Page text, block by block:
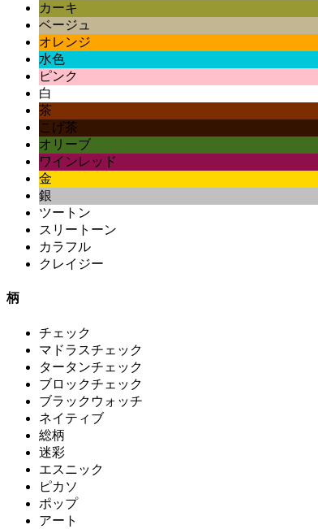
カーキ
ベージュ
オレンジ
水色
ピンク
白
茶
こげ茶
オリーブ
ワインレッド
金
銀
ツートン
スリートーン
カラフル
クレイジー
柄
チェック
マドラスチェック
タータンチェック
ブロックチェック
ブラックウォッチ
ネイティブ
総柄
迷彩
エスニック
ピカソ
ポップ
アート